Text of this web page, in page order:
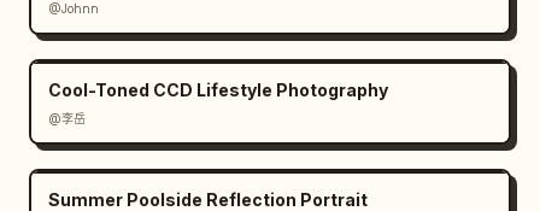
@Johnn
Cool-Toned CCD Lifestyle Photography
@李岳
Summer Poolside Reflection Portrait